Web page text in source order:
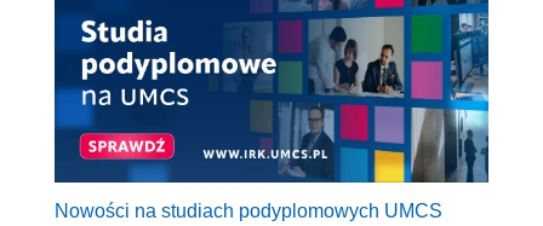
Nowości na studiach podyplomowych UMCS